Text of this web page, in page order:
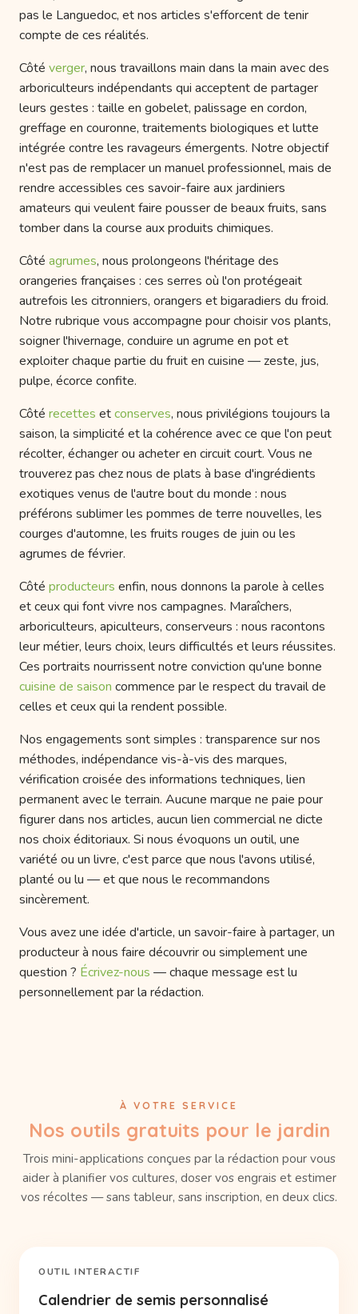
pas le Languedoc, et nos articles s'efforcent de tenir
compte de ces réalités.
Côté verger, nous travaillons main dans la main avec des
arboriculteurs indépendants qui acceptent de partager
leurs gestes : taille en gobelet, palissage en cordon,
greffage en couronne, traitements biologiques et lutte
intégrée contre les ravageurs émergents. Notre objectif
n'est pas de remplacer un manuel professionnel, mais de
rendre accessibles ces savoir-faire aux jardiniers
amateurs qui veulent faire pousser de beaux fruits, sans
tomber dans la course aux produits chimiques.
Côté agrumes, nous prolongeons l'héritage des
orangeries françaises : ces serres où l'on protégeait
autrefois les citronniers, orangers et bigaradiers du froid.
Notre rubrique vous accompagne pour choisir vos plants,
soigner l'hivernage, conduire un agrume en pot et
exploiter chaque partie du fruit en cuisine — zeste, jus,
pulpe, écorce confite.
Côté recettes etconserves, nous privilégions toujours la
saison, la simplicité et la cohérence avec ce que l'on peut
récolter, échanger ou acheter en circuit court. Vous ne
trouverez pas chez nous de plats à base d'ingrédients
exotiques venus de l'autre bout du monde : nous
préférons sublimer les pommes de terre nouvelles, les
courges d'automne, les fruits rouges de juin ou les
agrumes de février.
Côté producteurs enfin, nous donnons la parole à celles
et ceux qui font vivre nos campagnes. Maraîchers,
arboriculteurs, apiculteurs, conserveurs : nous racontons
leur métier, leurs choix, leurs difficultés et leurs réussites.
Ces portraits nourrissent notre conviction qu'une bonne
cuisine de saison commence par le respect du travail de
celles et ceux qui la rendent possible.
Nos engagements sont simples : transparence sur nos
méthodes, indépendance vis-à-vis des marques,
vérification croisée des informations techniques, lien
permanent avec le terrain. Aucune marque ne paie pour
figurer dans nos articles, aucun lien commercial ne dicte
nos choix éditoriaux. Si nous évoquons un outil, une
variété ou un livre, c'est parce que nous l'avons utilisé,
planté ou lu — et que nous le recommandons
sincèrement.
Vous avez une idée d'article, un savoir-faire à partager, un
producteur à nous faire découvrir ou simplement une
question ? Écrivez-nous — chaque message est lu
personnellement par la rédaction.
À VOTRE SERVICE
Nos outils gratuits pour le jardin
Trois mini-applications conçues par la rédaction pour vous
aider à planifier vos cultures, doser vos engrais et estimer
vos récoltes — sans tableur, sans inscription, en deux clics.
OUTIL INTERACTIF
Calendrier de semis personnalisé